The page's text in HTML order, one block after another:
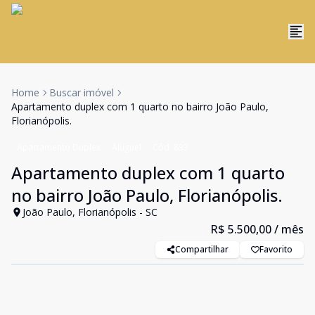
Home
Buscar imóvel
Apartamento duplex com 1 quarto no bairro João Paulo,
Florianópolis.
Apartamento duplex com 1 quarto
no bairro João Paulo, Florianópolis.
João Paulo, Florianópolis - SC
R$ 5.500,00/ mês
Compartilhar Favorito